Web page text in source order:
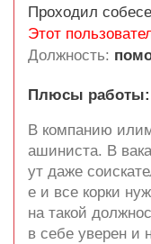
Проходил
Этот
Должность:
Плюсы работы:
В компанию
ашиниста. В
ут даже
е и все корки
на такой
в себе уверен и